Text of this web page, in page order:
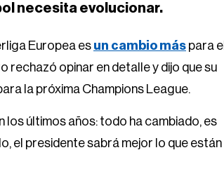
necesita evolucionar.
Europea es un cambio más para el
rechazó opinar en detalle y dijo que su
la próxima Champions League.
los últimos años: todo ha cambiado, es
el presidente sabrá mejor lo que están